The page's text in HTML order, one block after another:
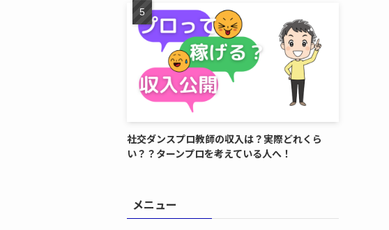
社交ダンスプロ教師の収入は？実際どれくら
い？？ターンプロを考えている人へ！
メニュー